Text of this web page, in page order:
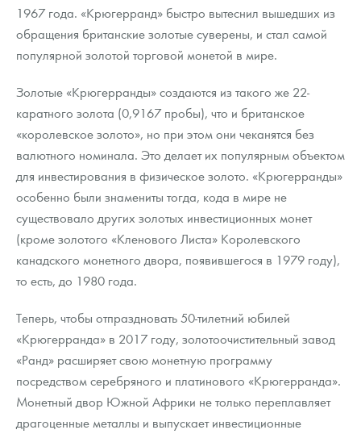
Русская нумизматика
Золотая карманная галерея
Монеты и жетоны из недрагоценных металлов
1967 года. «Крюгерранд» быстро вытеснил вышедших из
обращения британские золотые суверены, и стал самой
популярной золотой торговой монетой в мире.
Золотые «Крюгерранды» создаются из такого же 22-
каратного золота (0,9167 пробы), что и британское
«королевское золото», но при этом они чеканятся без
валютного номинала. Это делает их популярным объектом
для инвестирования в физическое золото. «Крюгерранды»
особенно были знамениты тогда, кода в мире не
существовало других золотых инвестиционных монет
(кроме золотого «Кленового Листа» Королевского
канадского монетного двора, появившегося в 1979 году),
то есть, до 1980 года.
Теперь, чтобы отпраздновать 50-тилетний юбилей
«Крюгерранда» в 2017 году, золотоочистительный завод
«Ранд» расширяет свою монетную программу
посредством серебряного и платинового «Крюгерранда».
Монетный двор Южной Африки не только переплавляет
драгоценные металлы и выпускает инвестиционные